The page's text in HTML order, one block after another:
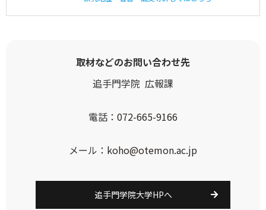
取材などのお問い合わせ先
追手門学院  広報課
電話： 072-665-9166
メール： koho@otemon.ac.jp
追手門学院大学HPへ